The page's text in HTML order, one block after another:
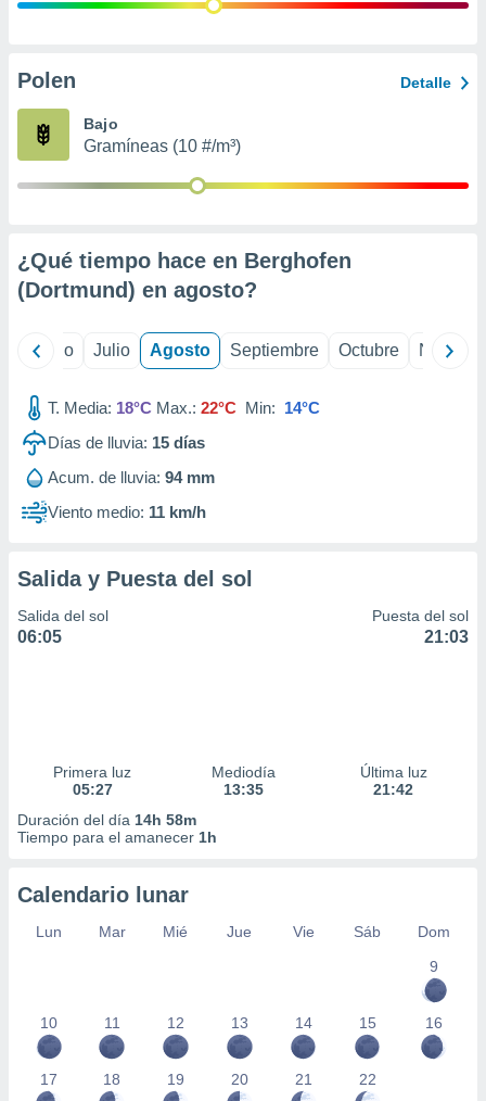
e
publicidad
Polen Detalle
Bajo
Gramíneas (10 #/m³)
¿Qué tiempo hace en Berghofen
(Dortmund) en agosto?
Junio Julio Agosto Septiembre Octubre
T. Media: 18°C Max.: 22°C Min: 14°C
Días de lluvia: 15 días
Acum. de lluvia: 94 mm
Viento medio: 11 km/h
Salida y Puesta del sol
Salida del sol
06:05
Puesta del sol
21:03
Primera luz
05:27
Mediodía
13:35
Última luz
21:42
Duración del día 14h 58m
Tiempo para el amanecer 1h
Calendario lunar
Lun Mar Mié Jue Vie Sáb
Dom
9
10 11 12 13 14 15 16
17 18 19 20 21 22